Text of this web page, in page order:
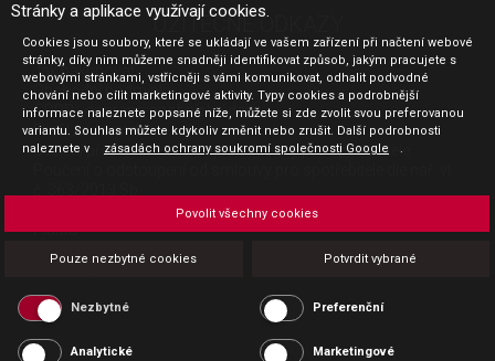
UŽITEČNÉ ODKAZY
Jak nakupovat
Obchodní podmínky
GDPR - ochrana osobních údajů
Profil zadavatele
Sdělení před uzavřením kupní smlouvy pro spotřebitele
Platba
Povinná publicita
Stránky a aplikace využívají cookies.
Cookies jsou soubory, které se ukládají ve vašem zařízení při načtení webové
stránky, díky nim můžeme snadněji identifikovat způsob, jakým pracujete s
webovými stránkami, vstřícněji s vámi komunikovat, odhalit podvodné
chování nebo cílit marketingové aktivity. Typy cookies a podrobnější
informace naleznete popsané níže, můžete si zde zvolit svou preferovanou
variantu. Souhlas můžete kdykoliv změnit nebo zrušit. Další podrobnosti
naleznete v
zásadách ochrany soukromí společnosti Google .
Pouze nezbytné cookies Potvrdit vybrané
Povolit všechny cookies
Nezbytné Preferenční
Analytické Marketingové